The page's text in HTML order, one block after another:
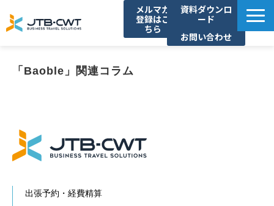
メルマガ
登録はこ
ちら
資料ダウンロ
ード
お問い合わせ
ソリューション紹介
コラム
「Baoble」関連コラム
出張予約・経費精算